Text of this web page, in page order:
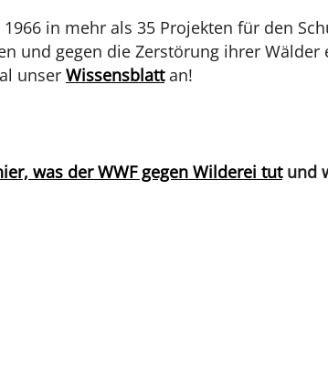
in mehr als 35 Projekten für den
und gegen die Zerstörung ihrer
unser Wissensblatt an!
was der WWF gegen Wilderei tutund